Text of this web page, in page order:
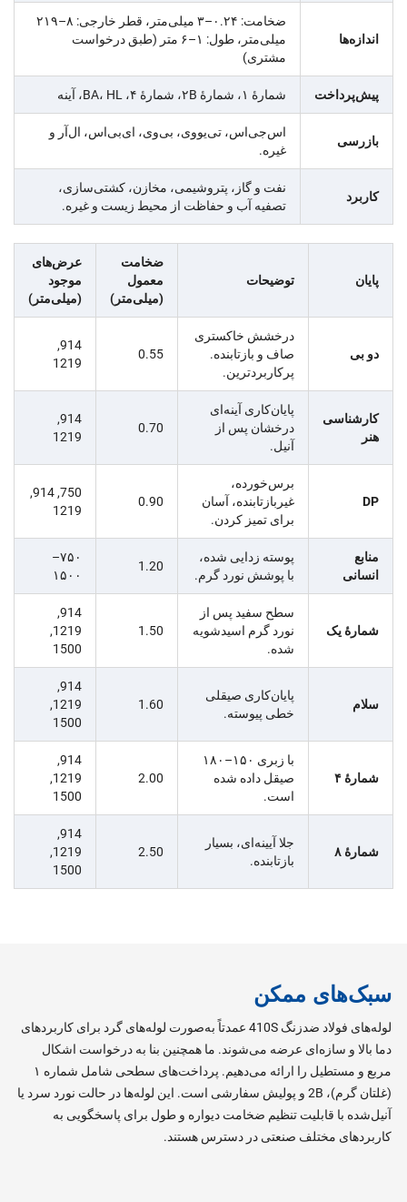
اندازه‌ها
ضخامت: ۰.۲۴–۳ میلی‌متر، قطر خارجی: ۸–۲۱۹
میلی‌متر، طول: ۱–۶ متر (طبق درخواست
مشتری)
پیش‌پرداخت شمارهٔ ۱، شمارهٔ ۲B، شمارهٔ ۴، BA، HL، آینه
بازرسی
اس‌جی‌اس، تی‌یو‌وی، بی‌وی، ای‌بی‌اس، ال‌آر و
غیره.
کاربرد
نفت و گاز، پتروشیمی، مخازن، کشتی‌سازی،
تصفیه آب و حفاظت از محیط زیست و غیره.
پایان توضیحات
ضخامت
معمول
(میلی‌متر)
عرض‌های
موجود
(میلی‌متر)
دو بی
درخشش خاکستری
صاف و بازتابنده.
پرکاربردترین.
0.55
914,
1219
کارشناسی
هنر
پایان‌کاری آینه‌ای
درخشان پس از
آنیل.
0.70
914,
1219
DP
برس‌خورده،
غیربازتابنده، آسان
برای تمیز کردن.
0.90
750, 914,
1219
منابع
انسانی
پوسته زدایی شده،
با پوشش نورد گرم.
1.20
۷۵۰–
۱۵۰۰
شمارهٔ یک
سطح سفید پس از
نورد گرم اسیدشویه
شده.
1.50
914,
1219,
1500
سلام
پایان‌کاری صیقلی
خطی پیوسته.
1.60
914,
1219,
1500
شمارهٔ ۴
با زبری ۱۵۰–۱۸۰
صیقل داده شده
است.
2.00
914,
1219,
1500
شمارهٔ ۸
جلا آیینه‌ای، بسیار
بازتابنده.
2.50
914,
1219,
1500
سبک‌های ممکن
لوله‌های فولاد ضدزنگ 410S عمدتاً به‌صورت لوله‌های گرد برای کاربردهای
دما بالا و سازه‌ای عرضه می‌شوند. ما همچنین بنا به درخواست اشکال
مربع و مستطیل را ارائه می‌دهیم. پرداخت‌های سطحی شامل شماره ۱
(غلتان گرم)، 2B و پولیش سفارشی است. این لوله‌ها در حالت نورد سرد یا
آنیل‌شده با قابلیت تنظیم ضخامت دیواره و طول برای پاسخگویی به
کاربردهای مختلف صنعتی در دسترس هستند.